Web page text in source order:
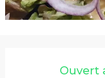
Ouvert